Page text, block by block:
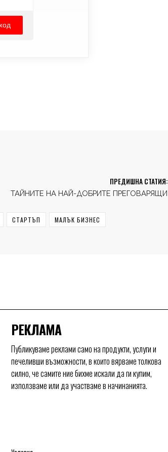
ПРЕДИШНА СТАТИЯ:
ТАЙНИТЕ НА НАЙ-ДОБРИТЕ ПРЕГОВАРЯЩИ
СТАРТЪП
МАЛЪК БИЗНЕС
РЕКЛАМА
Публикуваме реклами само на продукти, услуги и
печеливши възможности, в които вярваме толкова
силно, че самите ние бихме искали да ги купим,
използваме или да участваме в начинанията.